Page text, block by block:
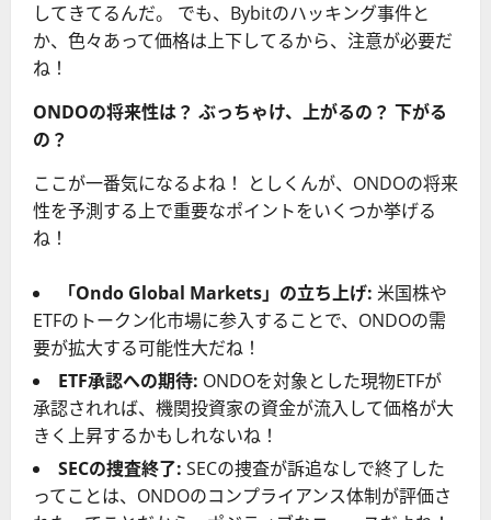
してきてるんだ。 でも、Bybitのハッキング事件と
か、色々あって価格は上下してるから、注意が必要だ
ね！
ONDOの将来性は？ ぶっちゃけ、上がるの？ 下がる
の？
ここが一番気になるよね！ としくんが、ONDOの将来
性を予測する上で重要なポイントをいくつか挙げる
ね！
「Ondo Global Markets」の立ち上げ: 米国株や
ETFのトークン化市場に参入することで、ONDOの需
要が拡大する可能性大だね！
ETF承認への期待: ONDOを対象とした現物ETFが
承認されれば、機関投資家の資金が流入して価格が大
きく上昇するかもしれないね！
SECの捜査終了: SECの捜査が訴追なしで終了した
ってことは、ONDOのコンプライアンス体制が評価さ